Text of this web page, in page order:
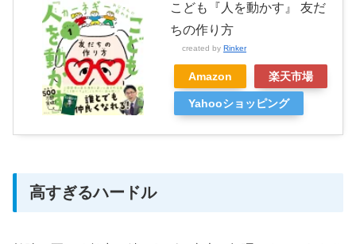
こども『人を動かす』 友だ
ちの作り方
created by Rinker
Amazon 楽天市場
Yahooショッピング
高すぎるハードル